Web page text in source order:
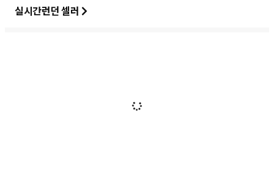
실시간런던 셀러